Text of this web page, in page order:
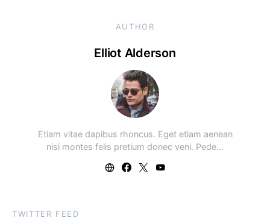
AUTHOR
Elliot Alderson
Etiam vitae dapibus rhoncus. Eget etiam aenean
nisi montes felis pretium donec veni. Pede…
TWITTER FEED